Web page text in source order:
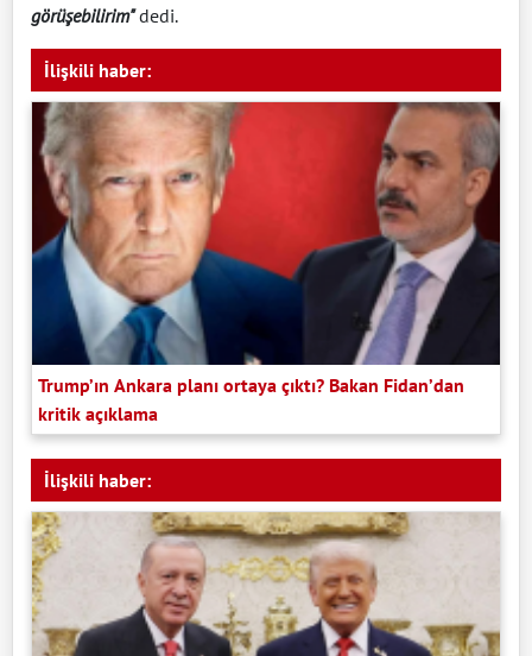
görüşebilirim"dedi.
İlişkili haber:
Trump’ın Ankara planı ortaya çıktı? Bakan Fidan’dan
kritik açıklama
İlişkili haber: